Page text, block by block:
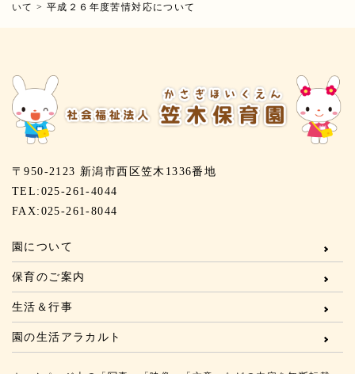
いて >平成２６年度苦情対応について
〒950-2123 新潟市西区笠木1336番地
TEL:025-261-4044
FAX:025-261-8044
園について
保育のご案内
生活＆行事
園の生活アラカルト